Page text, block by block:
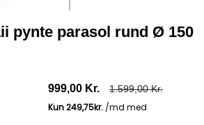
pynte parasol rund Ø 150
999,00 Kr. 1.599,00 Kr.